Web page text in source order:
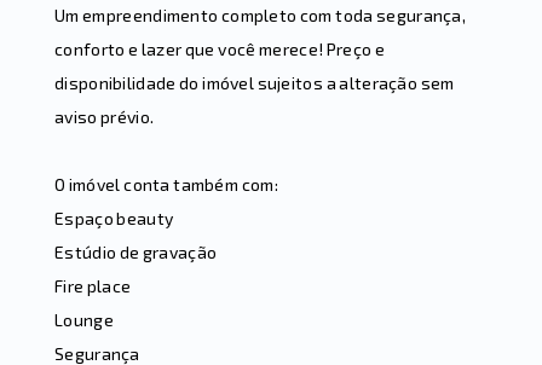
Um empreendimento completo com toda segurança,
conforto e lazer que você merece! Preço e
disponibilidade do imóvel sujeitos a alteração sem
aviso prévio.
O imóvel conta também com:
Espaço beauty
Estúdio de gravação
Fire place
Lounge
Segurança